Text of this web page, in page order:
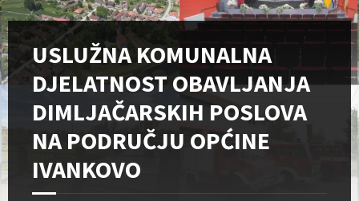
USLUŽNA KOMUNALNA
DJELATNOST OBAVLJANJA
DIMLJAČARSKIH POSLOVA
NA PODRUČJU OPĆINE
IVANKOVO